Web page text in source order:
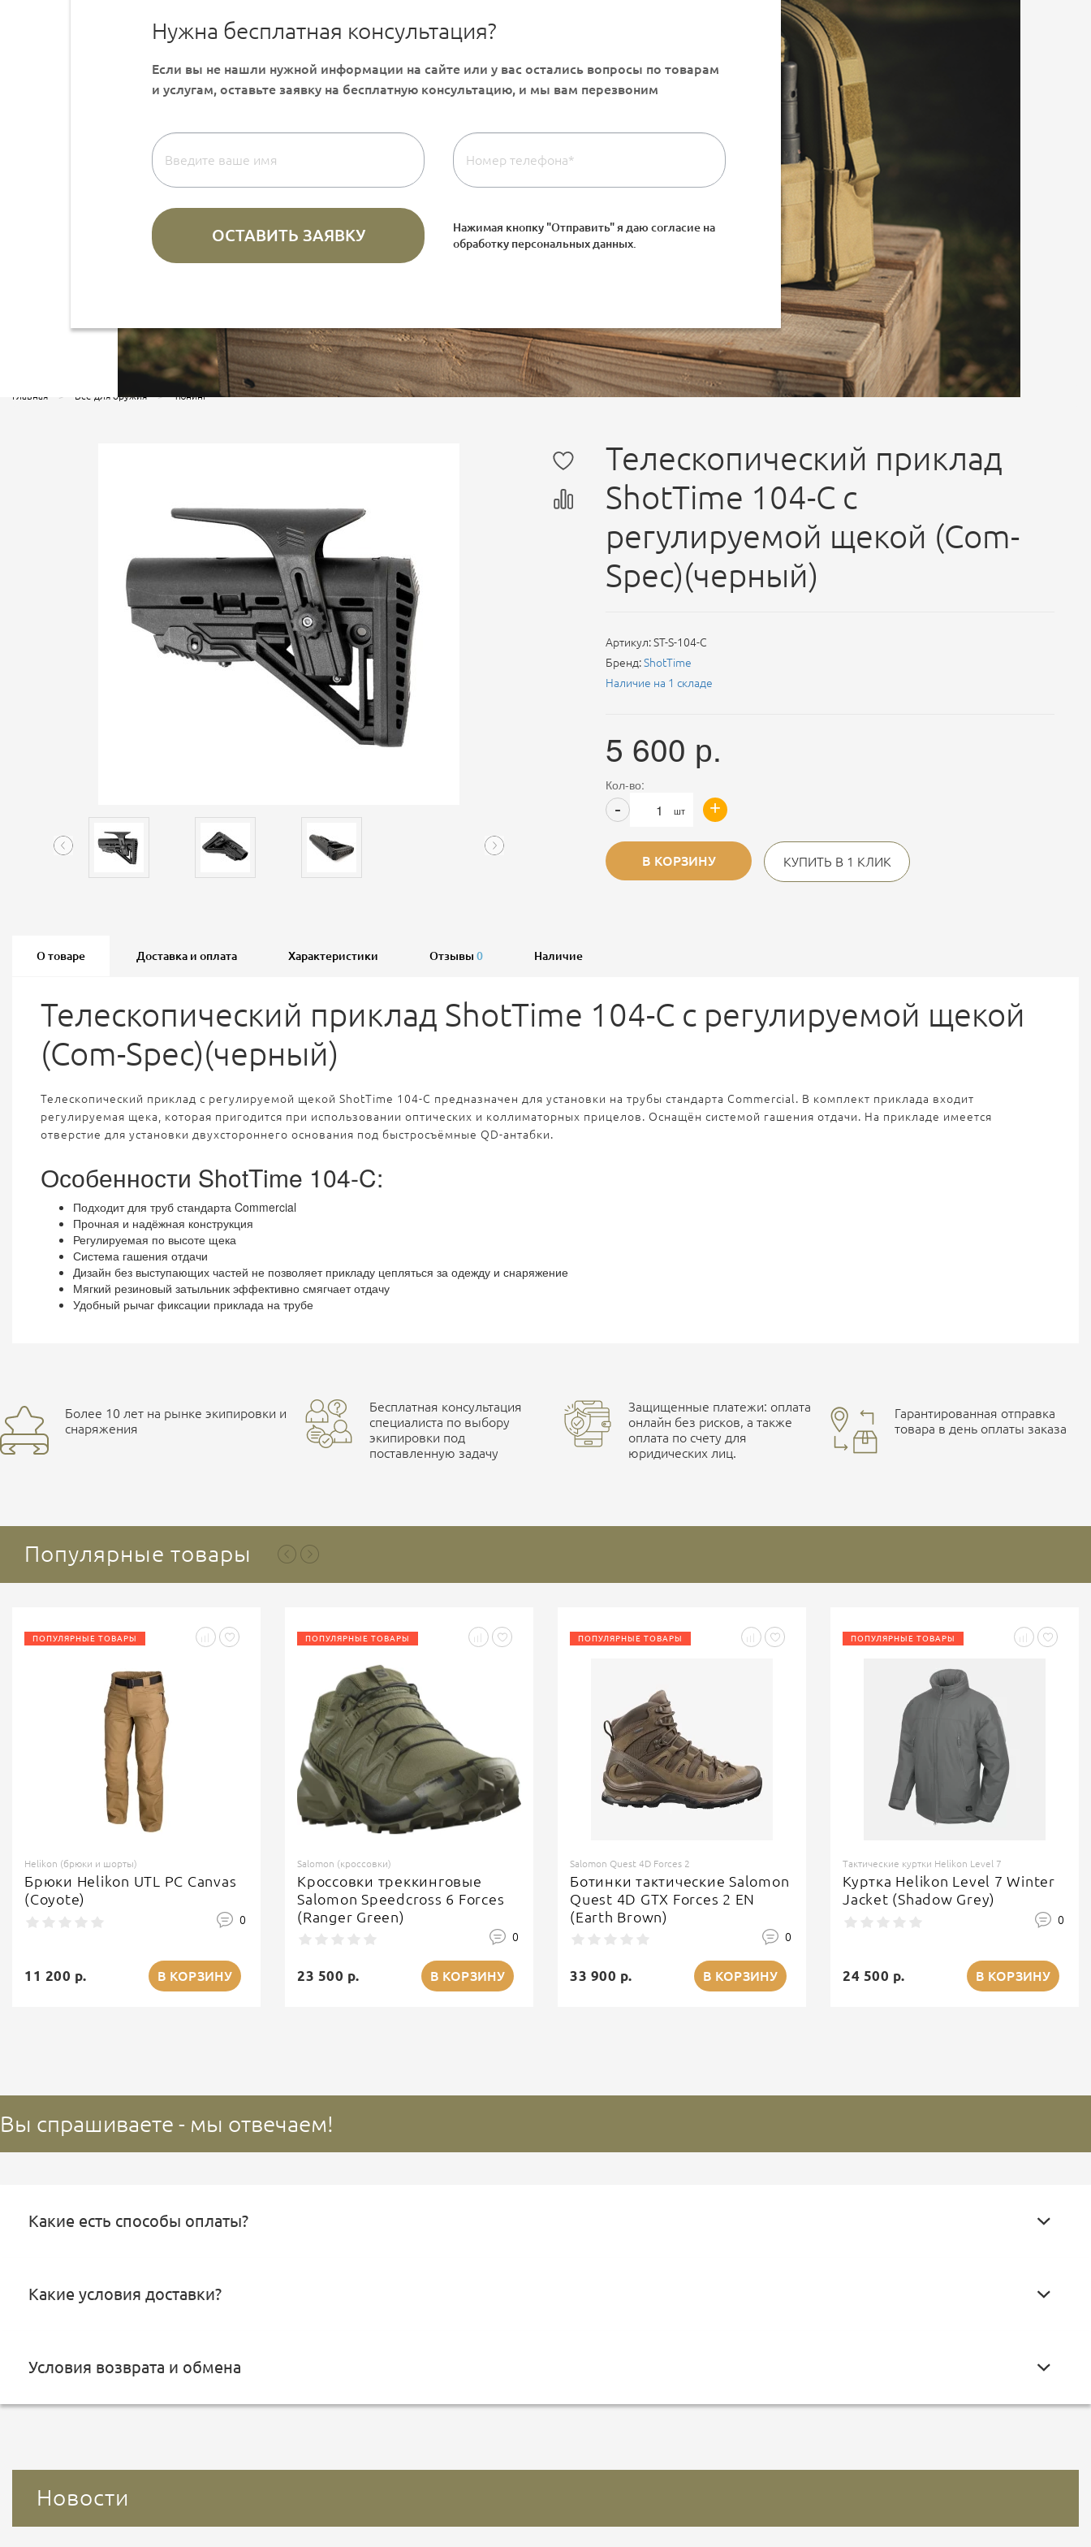
Нужна бесплатная консультация?
Нажимая кнопку "Отправить" я даю согласие на
обработку персональных данных
Главная Все для оружия Тюнинг
Телескопический приклад
ShotTime 104-C с
регулируемой щекой (Com-
Spec)(черный)
Артикул:ST-S-104-C
Бренд:ShotTime
Наличие на 1 складе
5 600 р.
Кол-во:
шт +
-
В КОРЗИНУ КУПИТЬ В 1 КЛИК
О товаре Доставка и оплата Характеристики Отзывы 0 Наличие
Телескопический приклад ShotTime 104-C с регулируемой щекой
(Com-Spec)(черный)
Телескопический приклад с регулируемой щекой ShotTime 104-C предназначен для установки на трубы стандарта Commercial. В комплект приклада входит
регулируемая щека, которая пригодится при использовании оптических и коллиматорных прицелов. Оснащён системой гашения отдачи. На прикладе имеется
отверстие для установки двухстороннего основания под быстросъёмные QD-антабки.
Особенности ShotTime 104-C:
Подходит для труб стандарта Commercial
Прочная и надёжная конструкция
Регулируемая по высоте щека
Система гашения отдачи
Дизайн без выступающих частей не позволяет прикладу цепляться за одежду и снаряжение
Мягкий резиновый затыльник эффективно смягчает отдачу
Удобный рычаг фиксации приклада на трубе
Более 10 лет на рынке экипировки и
снаряжения
Бесплатная консультация
специалиста по выбору
экипировки под
поставленную задачу
Защищенные платежи: оплата
онлайн без рисков, а также
оплата по счету для
юридических лиц.
Гарантированная отправка
товара в день оплаты заказа
Популярные товары
ПОПУЛЯРНЫЕ ТОВАРЫ
Helikon (брюки и шорты)
Брюки Helikon UTL PC Canvas
(Coyote)
0
11 200 р. В КОРЗИНУ
ПОПУЛЯРНЫЕ ТОВАРЫ
Salomon (кроссовки)
Кроссовки треккинговые
Salomon Speedcross 6 Forces
(Ranger Green)
0
23 500 р. В КОРЗИНУ
ПОПУЛЯРНЫЕ ТОВАРЫ
Salomon Quest 4D Forces 2
Ботинки тактические Salomon
Quest 4D GTX Forces 2 EN
(Earth Brown)
0
33 900 р. В КОРЗИНУ
ПОПУЛЯРНЫЕ ТОВАРЫ
Тактические куртки Helikon Level 7
Куртка Helikon Level 7 Winter
Jacket (Shadow Grey)
0
24 500 р. В КОРЗИНУ
Вы спрашиваете - мы отвечаем!
Какие есть способы оплаты?
Какие условия доставки?
Условия возврата и обмена
Новости